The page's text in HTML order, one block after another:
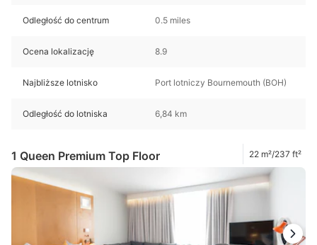
Odległość do centrum 0.5 miles
Ocena lokalizację 8.9
Najbliższe lotnisko Port lotniczy Bournemouth (BOH)
Odległość do lotniska 6,84 km
1 Queen Premium Top Floor 22 m²/237 ft²